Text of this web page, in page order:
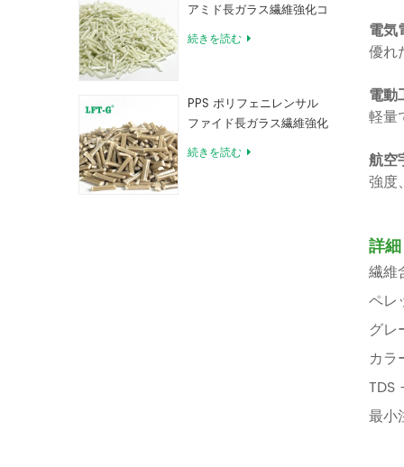
アミド長ガラス繊維強化コ
ンパウンド
続きを読む
PPS ポリフェニレンサル
ファイド長ガラス繊維強化
コンパウンド
続きを読む
電気
優れ
電動
軽量
航空
強度
詳細
繊維
ペ
グ
カラ
TDS
最小